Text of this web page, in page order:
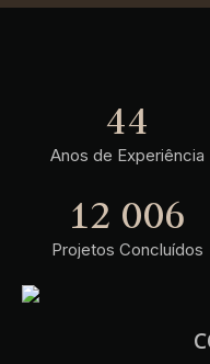
Anos de Experiência
44
Projetos Concluídos
19 058